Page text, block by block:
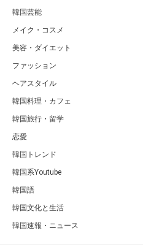
韓国芸能
メイク・コスメ
美容・ダイエット
ファッション
ヘアスタイル
韓国料理・カフェ
韓国旅行・留学
恋愛
韓国トレンド
韓国系Youtube
韓国語
韓国文化と生活
韓国速報・ニュース